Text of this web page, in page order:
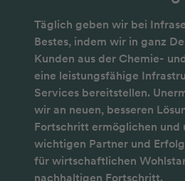
Täglich geben wir bei
Bestes, indem wir in ganz
Kunden aus der Chemie-
eine leistungsfähige
Services bereitstellen.
wir an neuen, besseren
Fortschritt ermöglichen und
wichtigen Partner und
für wirtschaftlichen
nachhaltigen Fortschritt.